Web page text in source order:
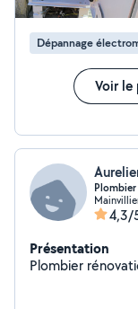
Dépannage
Voir le
4,3/
Présentation
Plombier